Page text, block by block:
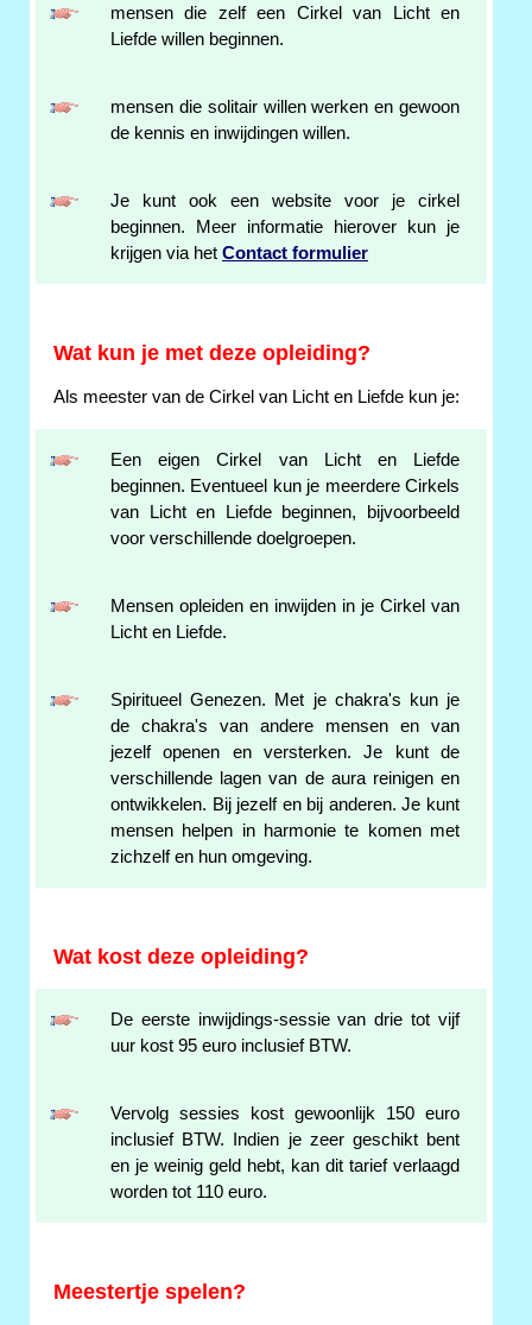
mensen die zelf een Cirkel van Licht en
Liefde willen beginnen.
mensen die solitair willen werken en gewoon
de kennis en inwijdingen willen.
Je kunt ook een website voor je cirkel
beginnen. Meer informatie hierover kun je
krijgen via het Contact formulier
Wat kun je met deze opleiding?
Als meester van de Cirkel van Licht en Liefde kun je:
Een eigen Cirkel van Licht en Liefde
beginnen. Eventueel kun je meerdere Cirkels
van Licht en Liefde beginnen, bijvoorbeeld
voor verschillende doelgroepen.
Mensen opleiden en inwijden in je Cirkel van
Licht en Liefde.
Spiritueel Genezen. Met je chakra's kun je
de chakra's van andere mensen en van
jezelf openen en versterken. Je kunt de
verschillende lagen van de aura reinigen en
ontwikkelen. Bij jezelf en bij anderen. Je kunt
mensen helpen in harmonie te komen met
zichzelf en hun omgeving.
Wat kost deze opleiding?
De eerste inwijdings-sessie van drie tot vijf
uur kost 95 euro inclusief BTW.
Vervolg sessies kost gewoonlijk 150 euro
inclusief BTW. Indien je zeer geschikt bent
en je weinig geld hebt, kan dit tarief verlaagd
worden tot 110 euro.
Meestertje spelen?